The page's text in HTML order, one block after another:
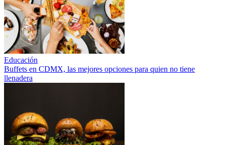
Educación
Buffets en CDMX, las mejores opciones para quien no tiene
llenadera